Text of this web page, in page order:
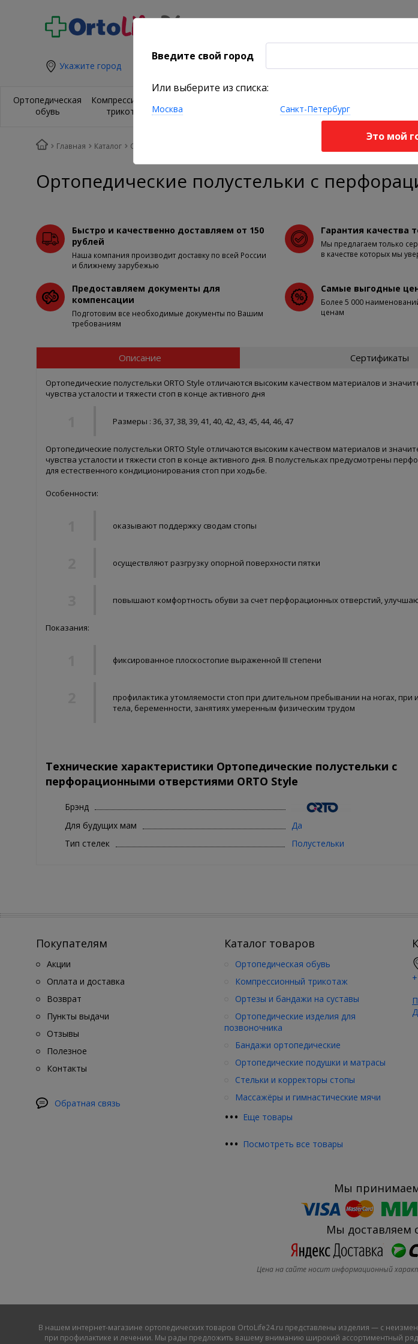
Укажите город
Ортопедическая
обувь
Компрессионный
трикотаж
Ортезы и
бандажи на
Ортопедические
изделия для
позвоночника
ортопедические
Главная Каталог Стельки и корректоры стопы
Ортопедические полустельки с
Быстро и качественно доставляем от 150
рублей
Наша компания производит доставку по всей России
и ближнему зарубежью
Гарантия качества
Мы предлагаем только
в качестве которых мы
Предоставляем документы для
компенсации
Подготовим все необходимые документы по Вашим
требованиям
Самые выгодные
Более 5 000
ценам
Описание Сертификаты
Ортопедические полустельки ORTO Style отличаются высоким качеством материалов и
чувства усталости и тяжести стоп в конце активного дня
Размеры : 36, 37, 38, 39, 41, 40, 42, 43, 45, 44, 46, 47
Ортопедические полустельки ORTO Style отличаются высоким качеством материалов и
чувства усталости и тяжести стоп в конце активного дня. В полустельках предусмотрены
для естественного кондиционирования стоп при ходьбе.
Особенности:
оказывают поддержку сводам стопы
осуществляют разгрузку опорной поверхности пятки
повышают комфортность обуви за счет перфорационных отверстий,
Показания:
фиксированное плоскостопие выраженной III степени
профилактика утомляемости стоп при длительном пребывании на ногах, при
тела, беременности, занятиях умеренным физическим трудом
Технические характеристики Ортопедические полустельки с
перфорационными отверстиями ORTO Style
Брэнд
Для будущих мам
Да
Тип стелек
Полустельки
Покупателям
Акции
Оплата и доставка
Возврат
Пункты выдачи
Отзывы
Полезное
Контакты
Обратная связь
Каталог товаров
••• Еще товары
Ортопедическая обувь
Компрессионный трикотаж
Ортезы и бандажи на суставы
Ортопедические изделия для
позвоночника
Бандажи ортопедические
Ортопедические подушки и матрасы
Стельки и корректоры стопы
Массажёры и гимнастические мячи
••• Посмотреть все товары
Мы принимаем
Мы доставляем
Цена на сайте носит информационный
В нашем интернет-магазине ортопедических товаров OrtoLife24.ru представлены изделия — с
при профилактике и лечении. Мы рады предложить вашему вниманию широкий ассортиментный ряд
Введите свой город
Или выберите из списка:
Москва Санкт-Петербург
Это мой